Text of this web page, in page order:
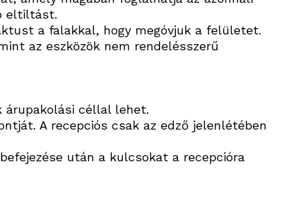
eltiltást.
a falakkal, hogy megóvjuk a felületet.
az eszközök nem rendelésszerű
árupakolási céllal lehet.
A recepciós csak az edző jelenlétében
után a kulcsokat a recepcióra